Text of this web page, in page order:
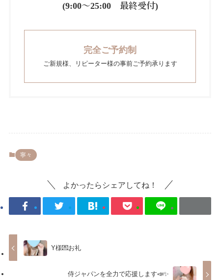
(9:00～25:00 最終受付)
完全ご予約制
ご新規様、リピーター様の事前ご予約承ります
寧々
よかったらシェアしてね！
Y様💌お礼
侍ジャパンを全力で応援します📣✨